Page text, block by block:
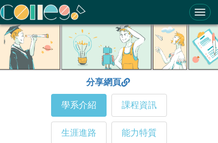
ColleGo! 大學選才與高中育才輔助系統
分享網頁
學系介紹 課程資訊
生涯進路 能力特質